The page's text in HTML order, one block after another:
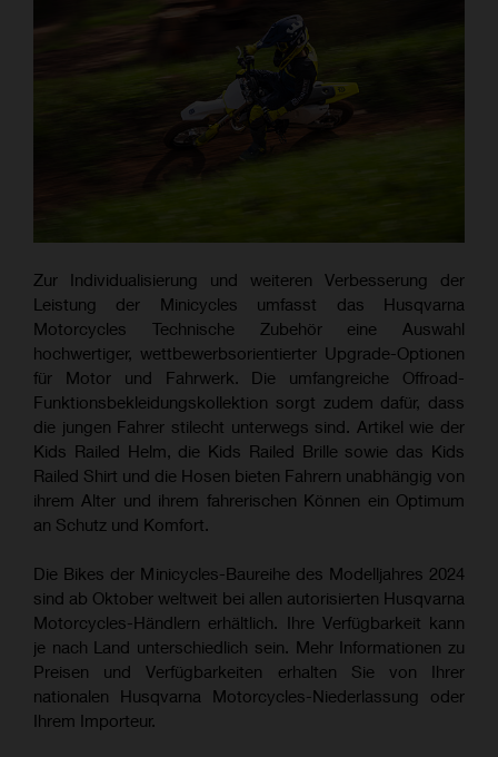
Zur Individualisierung und weiteren Verbesserung der
Leistung der Minicycles umfasst das Husqvarna
Motorcycles Technische Zubehör eine Auswahl
hochwertiger, wettbewerbsorientierter Upgrade-Optionen
für Motor und Fahrwerk. Die umfangreiche Offroad-
Funktionsbekleidungskollektion sorgt zudem dafür, dass
die jungen Fahrer stilecht unterwegs sind. Artikel wie der
Kids Railed Helm, die Kids Railed Brille sowie das Kids
Railed Shirt und die Hosen bieten Fahrern unabhängig von
ihrem Alter und ihrem fahrerischen Können ein Optimum
an Schutz und Komfort.
Die Bikes der Minicycles-Baureihe des Modelljahres 2024
sind ab Oktober weltweit bei allen autorisierten Husqvarna
Motorcycles-Händlern erhältlich. Ihre Verfügbarkeit kann
je nach Land unterschiedlich sein. Mehr Informationen zu
Preisen und Verfügbarkeiten erhalten Sie von Ihrer
nationalen Husqvarna Motorcycles-Niederlassung oder
Ihrem Importeur.